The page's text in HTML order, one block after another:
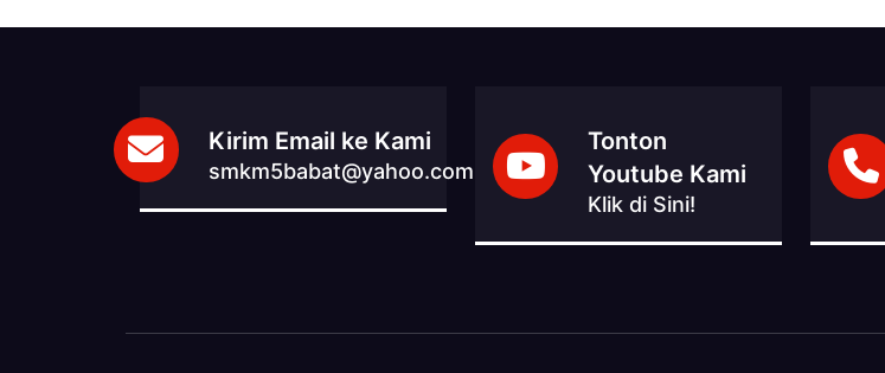
Kirim Email ke Kami
smkm5babat@yahoo.com
Tonton
Youtube Kami
Klik di Sini!